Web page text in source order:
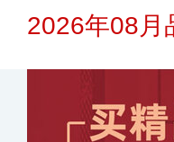
2026年08月